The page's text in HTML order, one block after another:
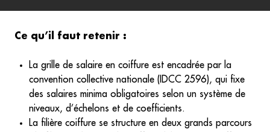
Ce qu’il faut retenir :
La grille de salaire en coiffure est encadrée par la
convention collective nationale (IDCC 2596), qui fixe
des salaires minima obligatoires selon un système de
niveaux, d’échelons et de coefficients.
La filière coiffure se structure en deux grands parcours